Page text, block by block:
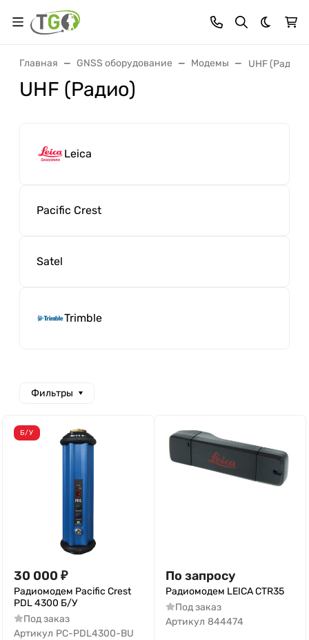
Темная
Главная GNSS оборудование Модемы UHF (Радио)
UHF (Радио)
Leica
Pacific Crest
Satel
Trimble
Фильтры
Б/У
30 000 ₽
Радиомодем Pacific Crest
PDL 4300 Б/У
Под заказ
Артикул PC-PDL4300-BU
По запросу
Радиомодем LEICA CTR35
Под заказ
Артикул 844474